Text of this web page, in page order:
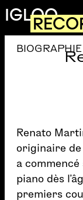
Aller au contenu
IGLOO
BIOGRAPHIE
Renato
originaire de
a
piano dès
premiers